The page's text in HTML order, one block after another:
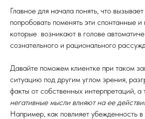
Главное для начала понять, что
попробовать поменять эти спонтанные
которые возникают в голове
сознательного и рационального
Давайте поможем клиентке при таком
ситуацию под другим углом зрения,
факты от собственных интерпретаций, а
негативные мысли влияют на ее
Например, как повлияет убежденность